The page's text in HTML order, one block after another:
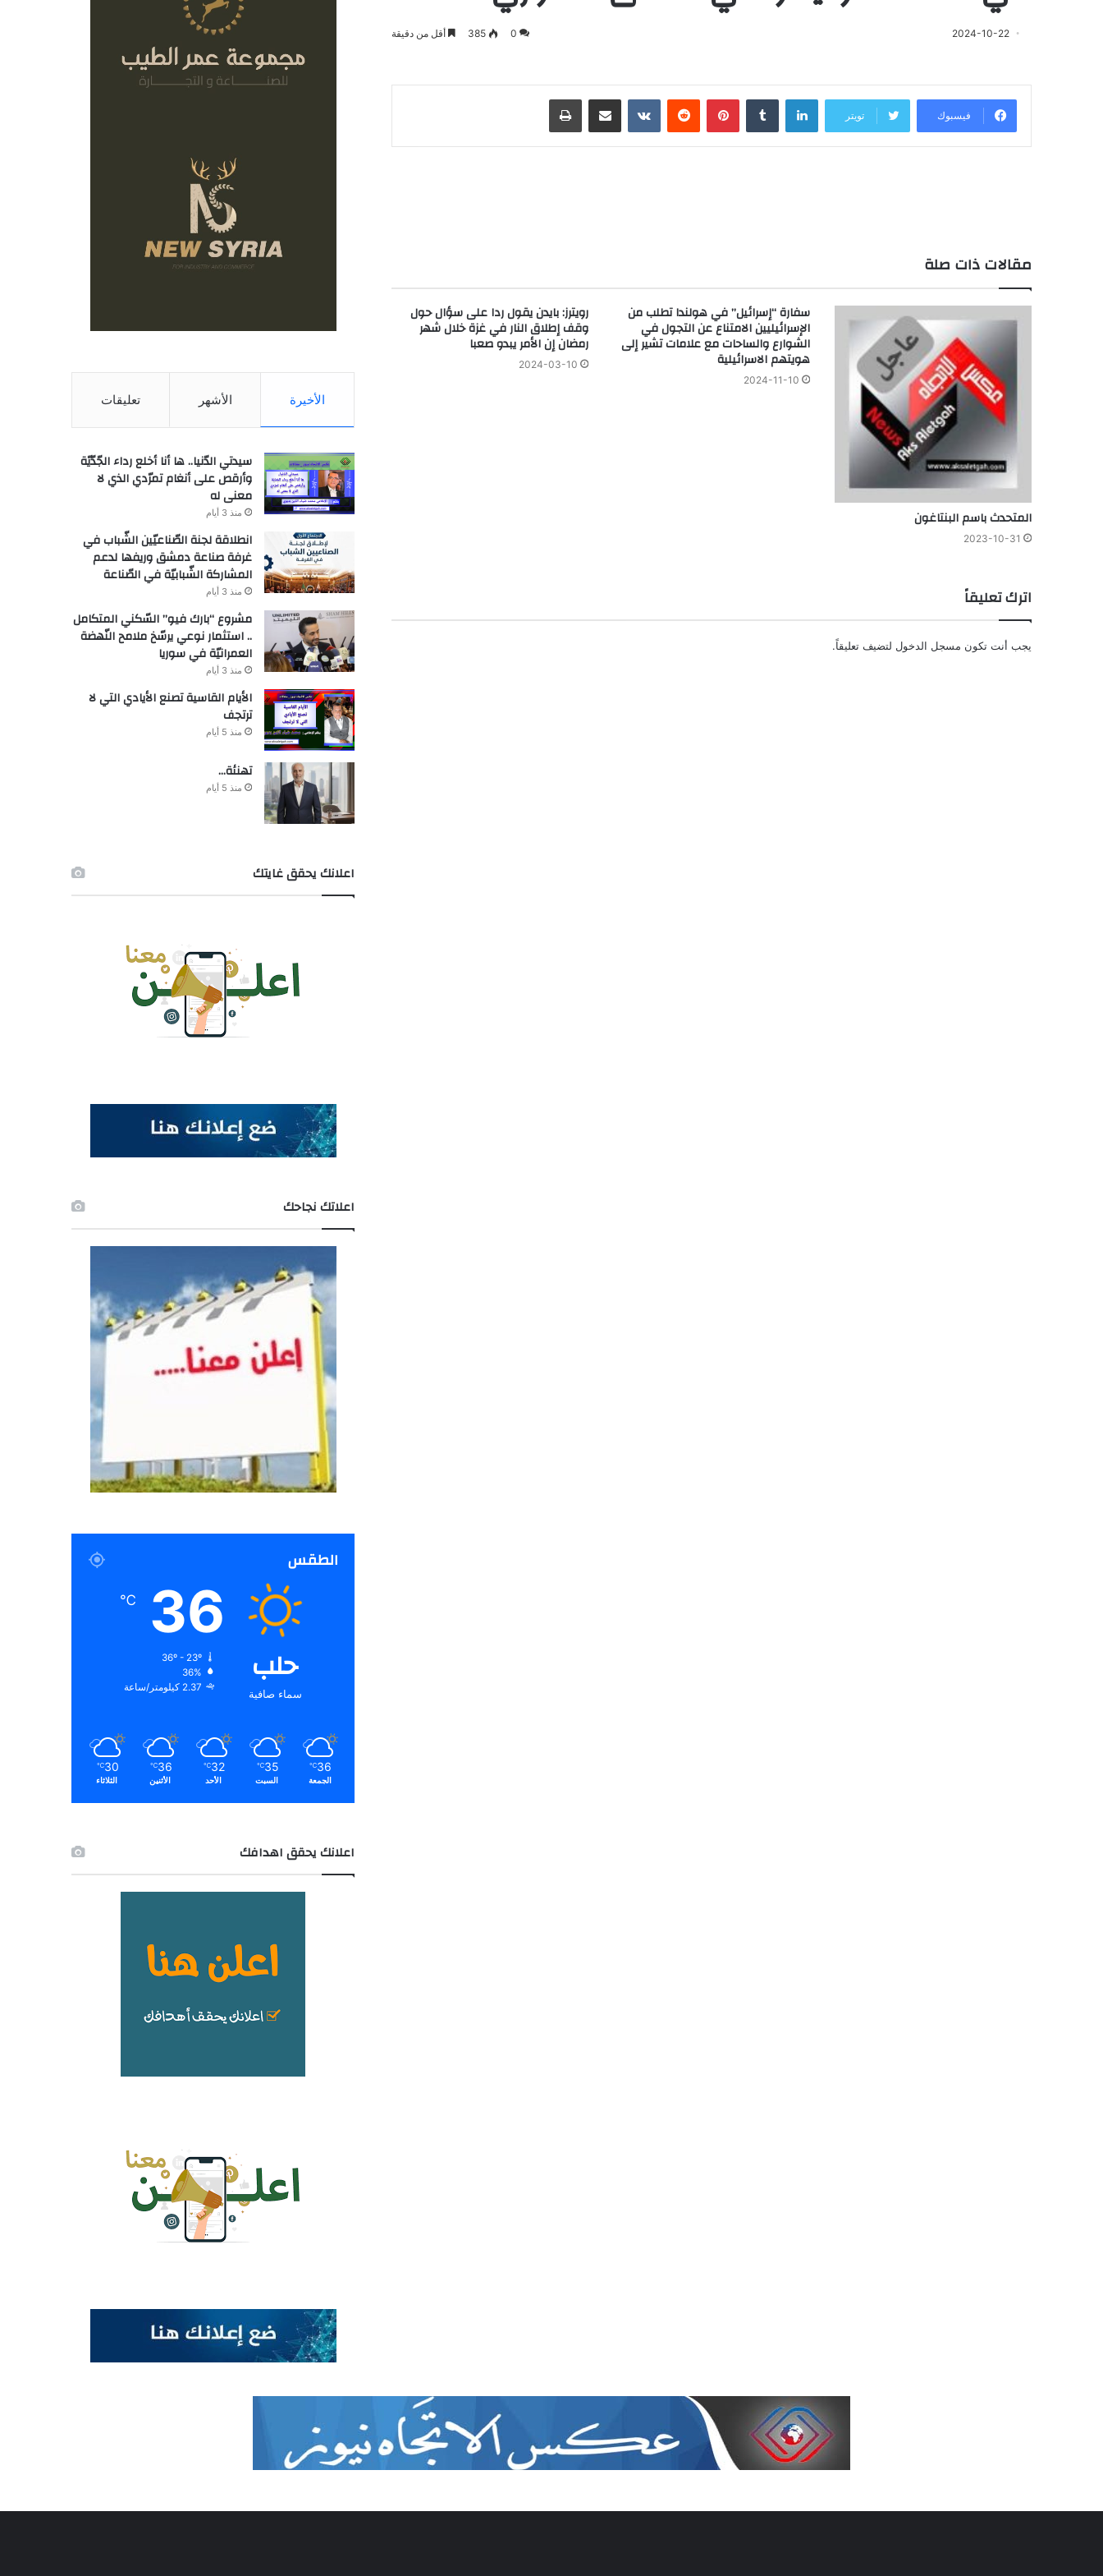
2024-10-22
0
385 أقل من دقيقة
فيسبوك تويتر
لينكدإن بينتيريست
مقالات ذات صلة
المتحدث باسم البنتاغون
2023-10-31
سفارة “إسرائيل” في هولندا تطلب من
الإسرائيليين الامتناع عن التجول في
الشوارع والساحات مع علامات تشير إلى
هويتهم الاسرائيلية
2024-11-10
رويترز: بايدن يقول ردا على سؤال حول
وقف إطلاق النار في غزة خلال شهر
رمضان إن الأمر يبدو صعبا
2024-03-10
اترك تعليقاً
يجب أنت تكون مسجل الدخول لتضيف تعليقاً.
الأخيرة الأشهر تعليقات
سيدتي الدّنيا.. ها أنا أخلع رداء الجّدّيّة
وأرقص على أنغام تمرّدي الذي لا
معنى له
منذ 3 أيام
انطلاقة لجنة الصّناعيّين الشّباب في
غرفة صناعة دمشق وريفها لدعم
المشاركة الشّبابيّة في الصّناعة
منذ 3 أيام
مشروع “بارك فيو” السّكني المتكامل
.. استثمار نوعي يرسّخ ملامح النّهضة
العمرانيّة في سوريا
منذ 3 أيام
الأيام القاسية تصنع الأيادي التي لا
ترتجف
منذ 5 أيام
تهنئة…
منذ 5 أيام
اعلانك يحقق غايتك
اعلاتك نجاحك
الطقس
حلب
سماء صافية
36
℃
36º - 23º
36%
2.37 كيلومتر/ساعة
36
℃
الجمعة
35
℃
السبت
32
℃
الأحد
36
℃
الأثنين
30
℃
الثلاثاء
اعلانك يحقق اهدافك